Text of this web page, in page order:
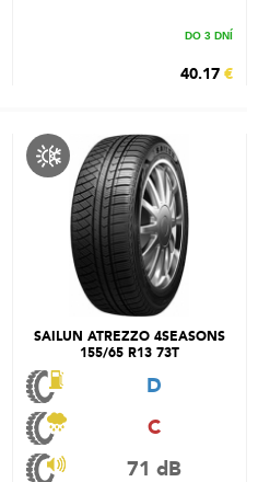
DO 3 DNÍ
40.17 €
SAILUN ATREZZO 4SEASONS
155/65 R13 73T
D
C
71 dB